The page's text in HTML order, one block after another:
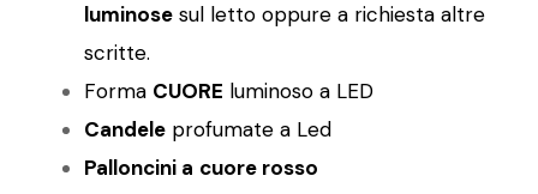
luminose sul letto oppure a richiesta altre
scritte.
Forma CUORE luminoso a LED
Candele profumate a Led
Palloncini a cuore rosso